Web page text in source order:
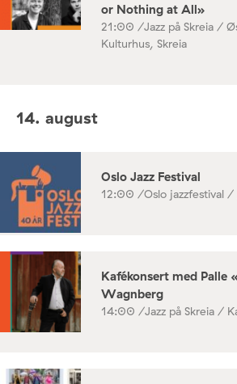
or Nothing at All»
21:00 /Jazz på Skreia /
Kulturhus, Skreia
14. august
Oslo Jazz Festival
12:00 /Oslo jazzfestival /
Kafékonsert med Palle
Wagnberg
14:00 /Jazz på Skreia /